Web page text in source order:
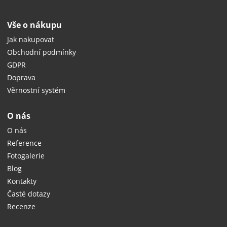
Vše o nákupu
Jak nakupovat
Obchodní podmínky
GDPR
Doprava
Věrnostní systém
O nás
O nás
Reference
Fotogalerie
Blog
Kontakty
Časté dotazy
Recenze